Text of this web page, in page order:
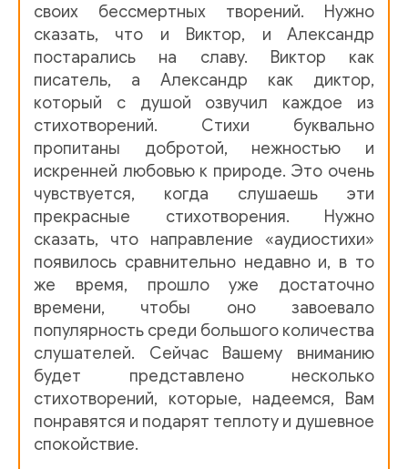
своих бессмертных творений. Нужно
сказать, что и Виктор, и Александр
постарались на славу. Виктор как
писатель, а Александр как диктор,
который с душой озвучил каждое из
стихотворений. Стихи буквально
пропитаны добротой, нежностью и
искренней любовью к природе. Это очень
чувствуется, когда слушаешь эти
прекрасные стихотворения. Нужно
сказать, что направление «аудиостихи»
появилось сравнительно недавно и, в то
же время, прошло уже достаточно
времени, чтобы оно завоевало
популярность среди большого количества
слушателей. Сейчас Вашему вниманию
будет представлено несколько
стихотворений, которые, надеемся, Вам
понравятся и подарят теплоту и душевное
спокойствие.